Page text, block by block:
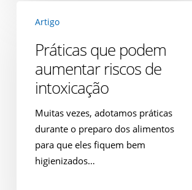
aumentar
riscos
Artigo
Práticas que podem
aumentar riscos de
intoxicação
Muitas vezes, adotamos práticas
durante o preparo dos alimentos
para que eles fiquem bem
higienizados…